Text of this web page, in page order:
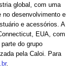
global, com uma
no desenvolvimento e
e acessórios. A
EUA, com
do grupo
pela Caloi. Para
.